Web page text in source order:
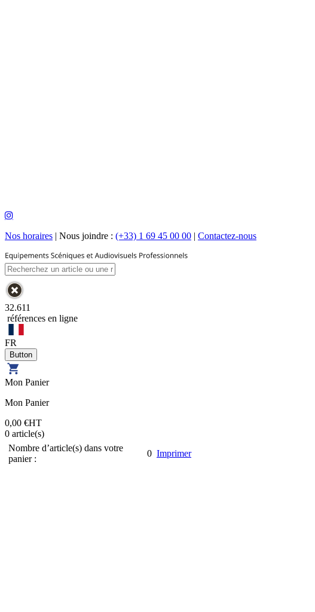
Nos horaires | Nous joindre : (+33) 1 69 45 00 00 | Contactez-nous
32.611
références en ligne
FR
Mon Panier
Mon Panier
0,00 €HT
0 article(s)
Nombre d’article(s) dans votre
panier :
0 Imprimer